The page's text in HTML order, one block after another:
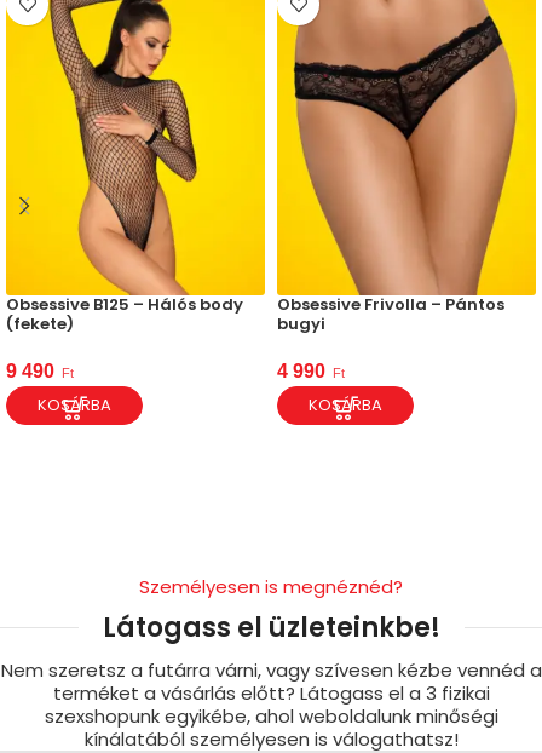
Obsessive B125 – Hálós body
(fekete)
9 490 Ft
KOSÁRBA
Obsessive Frivolla – Pántos
bugyi
4 990 Ft
KOSÁRBA
Személyesen is megnéznéd?
Látogass el üzleteinkbe!
Nem szeretsz a futárra várni, vagy szívesen kézbe vennéd a
terméket a vásárlás előtt? Látogass el a 3 fizikai
szexshopunk egyikébe, ahol weboldalunk minőségi
kínálatából személyesen is válogathatsz!